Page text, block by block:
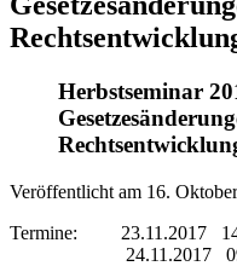
Herbstseminar
Veröffentlicht am 16.
Termine: 23.11.2017
24.11.2017 09.00